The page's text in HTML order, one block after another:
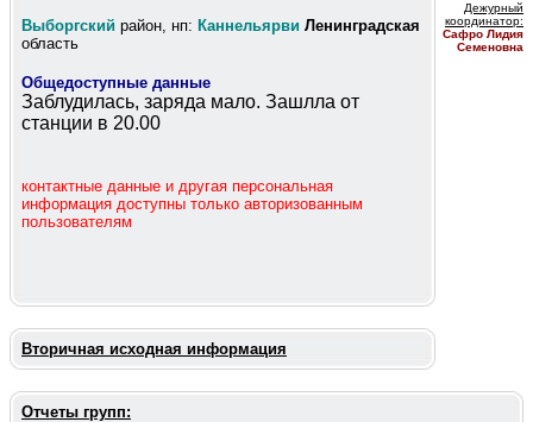
Выборгский район, нп: Каннельярви Ленинградская
область
Общедоступные данные
Заблудилась, заряда мало. Зашлла от
станции в 20.00
контактные данные и другая персональная
информация доступны только авторизованным
пользователям
Дежурный
координатор:
Сафро Лидия
Семеновна
Вторичная исходная информация
Отчеты групп: